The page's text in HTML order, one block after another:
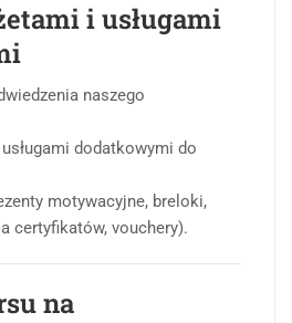
i usługami
naszego
dodatkowymi do
motywacyjne, breloki,
certyfikatów, vouchery).
na